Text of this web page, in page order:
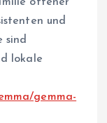
offener
und
sind
lokale
gemma-